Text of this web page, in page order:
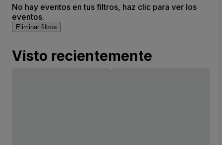
No hay eventos en tus filtros, haz clic para ver los
eventos.
Eliminar filtros
Visto recientemente